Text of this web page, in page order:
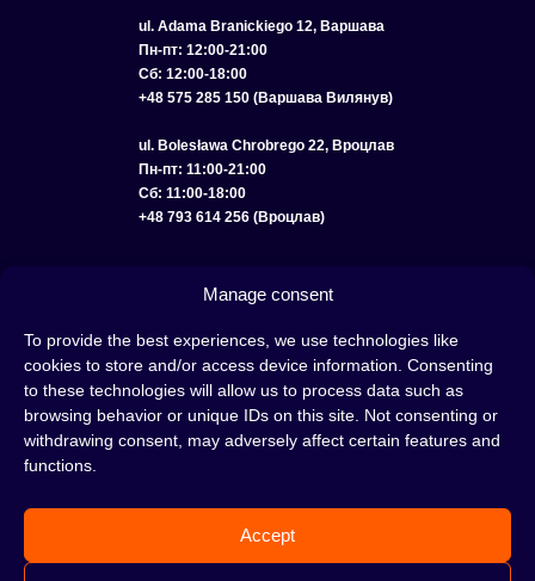
Manage consent
To provide the best experiences, we use technologies like
cookies to store and/or access device information. Consenting
to these technologies will allow us to process data such as
browsing behavior or unique IDs on this site. Not consenting or
withdrawing consent, may adversely affect certain features and
functions.
Accept
ul. Adama Branickiego 12, Варшава
Пн-пт: 12:00-21:00
Сб: 12:00-18:00
+48 575 285 150 (Варшава Вилянув)
ul. Bolesława Chrobrego 22, Вроцлав
Пн-пт: 11:00-21:00
Сб: 11:00-18:00
+48 793 614 256 (Вроцлав)
УСЛОВИЯ ИСПОЛЬЗОВАНИЯ ПОЛИТИКА COOKIE
Кальян — это отличная идея для вечера, проведенного с друзьями или в
одиночестве; это интересный ритуал, который покорил сердца многих людей.
Несмотря на то, знакомы тебе слова «кальян» или «кальянный табак» или
нет, это место идеально подходит для тебя!
е жди, а сразу отправляйся в наш